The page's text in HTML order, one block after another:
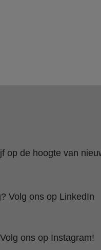
op de hoogte van
Volg ons op LinkedIn
ons op Instagram!